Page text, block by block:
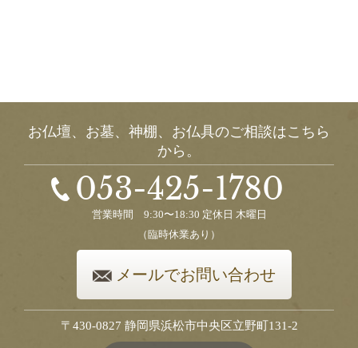
お仏壇、お墓、神棚、お仏具のご相談はこちら
から。
053-425-1780
営業時間 9:30〜18:30 定休日 木曜日
（臨時休業あり）
メールでお問い合わせ
〒430-0827 静岡県浜松市中央区立野町131-2